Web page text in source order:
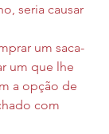
seria causar
um saca-
um que lhe
a opção de
com